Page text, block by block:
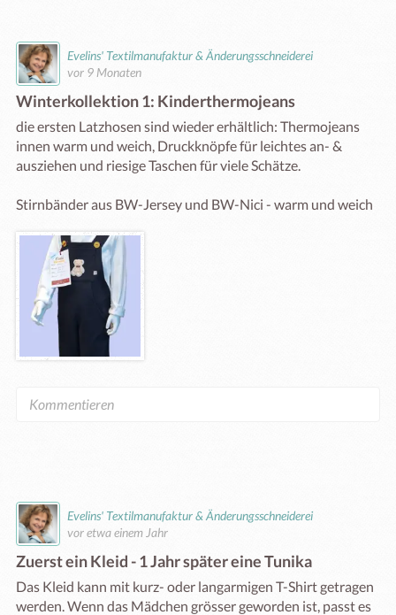
Evelins' Textilmanufaktur & Änderungsschneiderei
vor 9 Monaten
Winterkollektion 1: Kinderthermojeans
die ersten Latzhosen sind wieder erhältlich: Thermojeans
innen warm und weich, Druckknöpfe für leichtes an- &
ausziehen und riesige Taschen für viele Schätze.
Evelins' Textilmanufaktur & Änderungsschneiderei
vor etwa einem Jahr
Zuerst ein Kleid - 1 Jahr später eine Tunika
Das Kleid kann mit kurz- oder langarmigen T-Shirt getragen
werden. Wenn das Mädchen grösser geworden ist, passt es